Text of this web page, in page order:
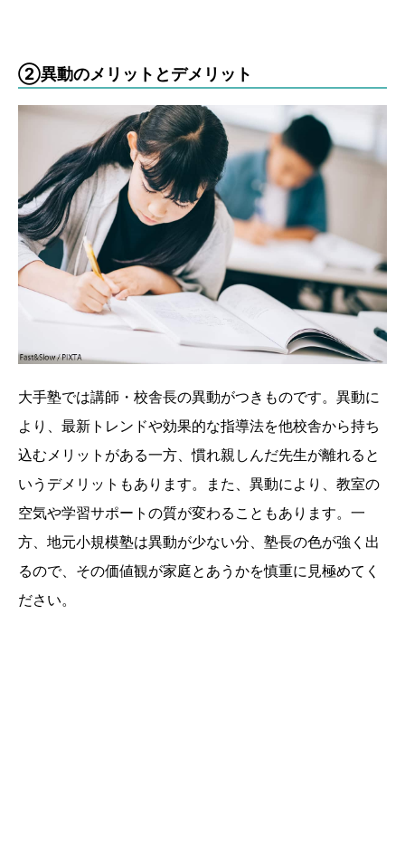
②異動のメリットとデメリット
大手塾では講師・校舎長の異動がつきものです。異動に
より、最新トレンドや効果的な指導法を他校舎から持ち
込むメリットがある一方、慣れ親しんだ先生が離れると
いうデメリットもあります。また、異動により、教室の
空気や学習サポートの質が変わることもあります。一
方、地元小規模塾は異動が少ない分、塾長の色が強く出
るので、その価値観が家庭とあうかを慎重に見極めてく
ださい。